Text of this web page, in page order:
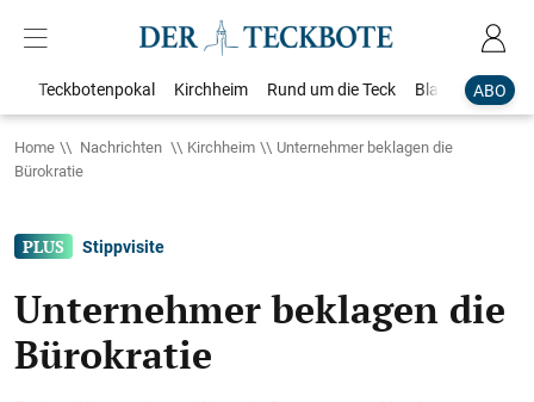
ABO
Teckbotenpokal Kirchheim Rund um die Teck Blaulicht
Home Nachrichten Kirchheim
Unternehmer beklagen die
Bürokratie
Stippvisite
Unternehmer beklagen die
Bürokratie